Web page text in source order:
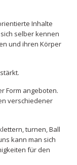
Inhalte
selber kennen
und ihren Körper
Form angeboten.
verschiedener
turnen, Ball
kann man sich
für den